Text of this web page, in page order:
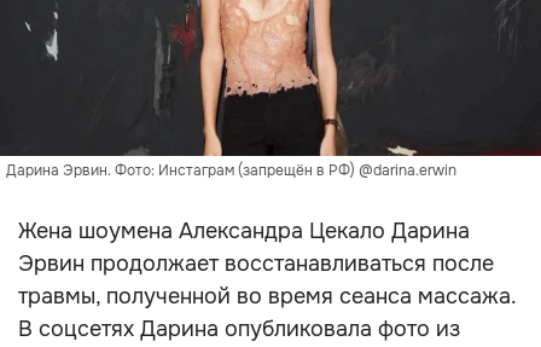
Дарина Эрвин. Фото: Инстаграм (запрещён в РФ) @darina.erwin
Жена шоумена Александра Цекало Дарина
Эрвин продолжает восстанавливаться после
травмы, полученной во время сеанса массажа.
В соцсетях Дарина опубликовала фото из